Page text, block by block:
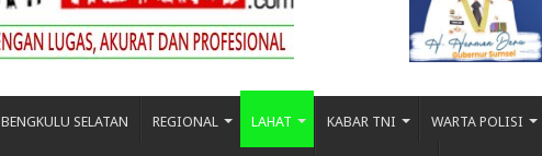
BENGKULU SELATAN REGIONAL LAHAT KABAR TNI WARTA POLISI